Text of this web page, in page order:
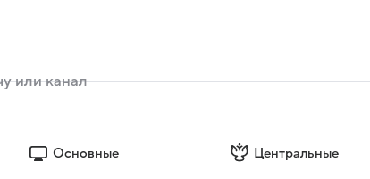
Основные Центральные